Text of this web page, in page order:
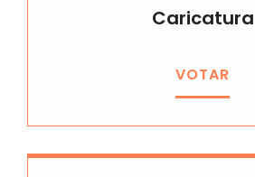
Caricatura
VOTAR